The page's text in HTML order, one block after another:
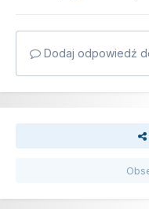
Dodaj odpowiedź